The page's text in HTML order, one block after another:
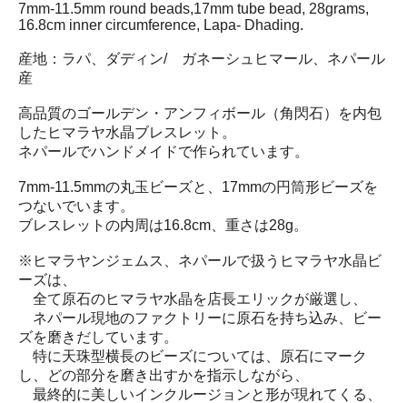
7mm-11.5mm round beads,17mm tube bead, 28grams,
16.8cm inner circumference, Lapa- Dhading.
産地：ラパ、ダディン/ ガネーシュヒマール、ネパール
産
高品質のゴールデン・アンフィボール（角閃石）を内包
したヒマラヤ水晶ブレスレット。
ネパールでハンドメイドで作られています。
7mm-11.5mmの丸玉ビーズと、17mmの円筒形ビーズを
つないでいます。
ブレスレットの内周は16.8cm、重さは28g。
※ヒマラヤンジェムス、ネパールで扱うヒマラヤ水晶ビ
ーズは、
全て原石のヒマラヤ水晶を店長エリックが厳選し、
ネパール現地のファクトリーに原石を持ち込み、ビー
ズを磨きだしています。
特に天珠型横長のビーズについては、原石にマーク
し、どの部分を磨き出すかを指示しながら、
最終的に美しいインクルージョンと形が現れてくる、